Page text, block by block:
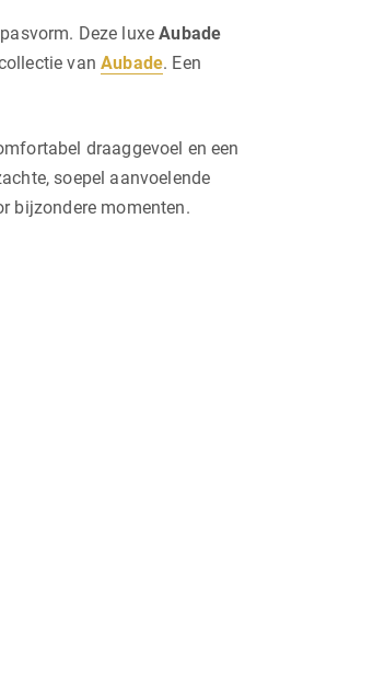
Deze luxeAubade
vanAubade. Een
draaggevoel en een
soepel aanvoelende
bijzondere momenten.